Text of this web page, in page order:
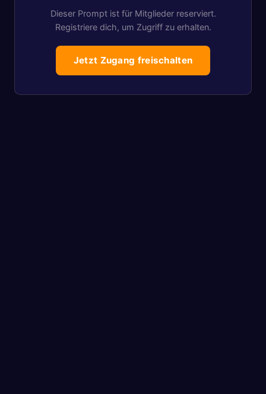
Dieser Prompt ist für Mitglieder reserviert.
Registriere dich, um Zugriff zu erhalten.
Jetzt Zugang freischalten